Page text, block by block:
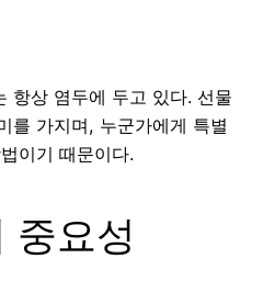
항상 염두에 두고 있다. 선물
를 가지며, 누군가에게 특별
이기 때문이다.
중요성